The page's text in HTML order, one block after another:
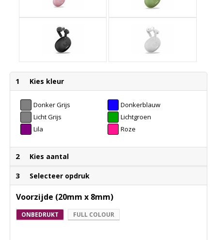
1 Kies kleur
Donker Grijs
Donkerblauw
Licht Grijs
Lichtgroen
Lila
Roze
2 Kies aantal
3 Selecteer opdruk
Voorzijde (20mm x 8mm)
ONBEDRUKT FULL COLOUR